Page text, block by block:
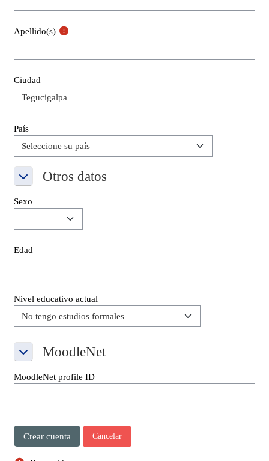
Apellido(s)
Ciudad
País
Otros datos
Otros datosOtros datos
Sexo
Edad
Nivel educativo actual
MoodleNet
MoodleNet
MoodleNet
MoodleNet profile ID